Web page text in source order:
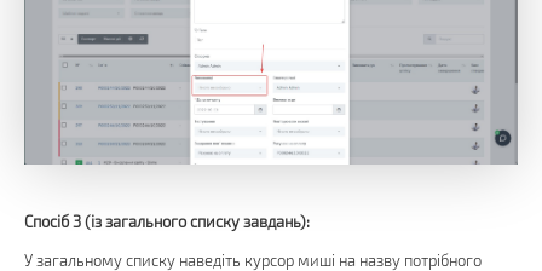
Спосіб 3 (із загального списку завдань):
У загальному списку наведіть курсор миші на назву потрібного